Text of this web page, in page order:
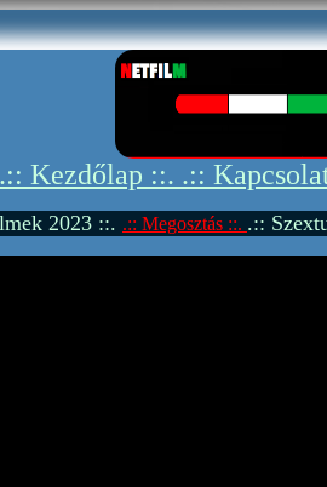
.:: Kezdőlap ::. .::
2023 ::. .:: Megosztás ::. .::